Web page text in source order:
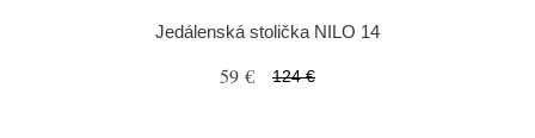
Jedálenská stolička NILO 14
59 € 124 €